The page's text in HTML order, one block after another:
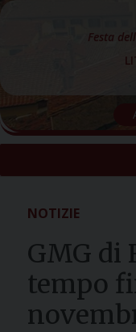
Festa
NOTIZIE
GMG di
tempo